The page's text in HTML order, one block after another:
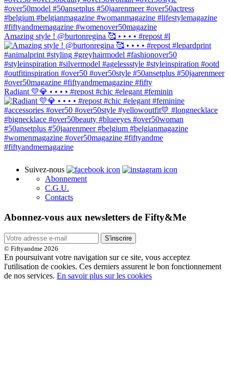
Amazing style ! @burtonregina 🥰 • • • • #repost #l
Radiant 💛💎 • • • • #repost #chic #elegant #feminin
Suivez-nous
Abonnement
C.G.U.
Contacts
Abonnez-vous aux newsletters de Fifty&Me
S'inscrire
© Fiftyandme 2026
En poursuivant votre navigation sur ce site, vous acceptez
l'utilisation de cookies. Ces derniers assurent le bon fonctionnement
de nos services. En savoir plus sur les cookies